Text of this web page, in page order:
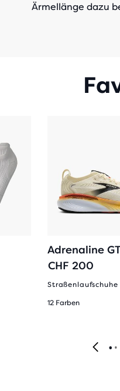
Ärmellänge dazu
Adrenaline
CHF 200
Straßenlaufschuhe
12 Farben